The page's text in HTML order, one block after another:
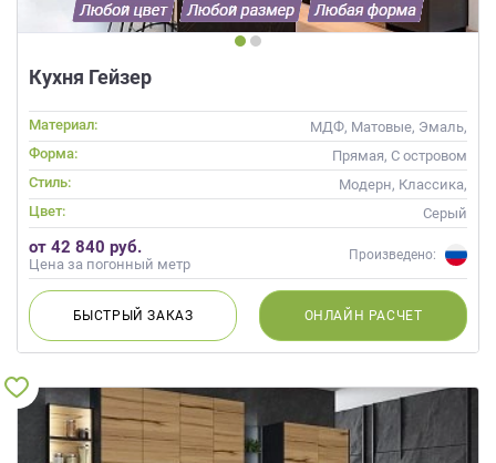
Кухня Гейзер
Материал:
МДФ, Матовые, Эмаль,
Глянцевые
Форма:
Прямая, С островом
Стиль:
Модерн, Классика,
Скандинавский, Неоклассика,
Современные
Цвет: Серый
от 42 840 руб.
Цена за погонный метр
Произведено:
БЫСТРЫЙЗАКАЗ ОНЛАЙН РАСЧЕТ